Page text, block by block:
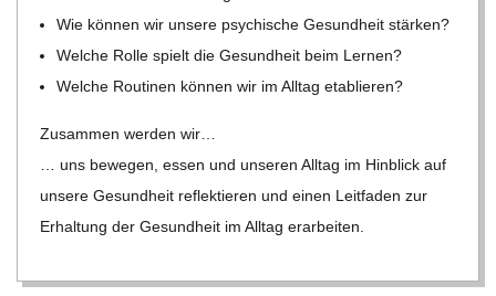
D
S
C
H
M
Wie kön­nen wir unsere psy­chi­sche Gesund­heit stärken?
Wel­che Rolle spielt die Gesund­heit beim Lernen?
Wel­che Rou­ti­nen kön­nen wir im All­tag etablieren?
Zusam­men wer­den wir…
… uns bewe­gen, essen und unse­ren All­tag im Hin­blick auf
unsere Gesund­heit reflek­tie­ren und einen Leit­fa­den zur
Erhal­tung der Gesund­heit im All­tag erarbeiten.